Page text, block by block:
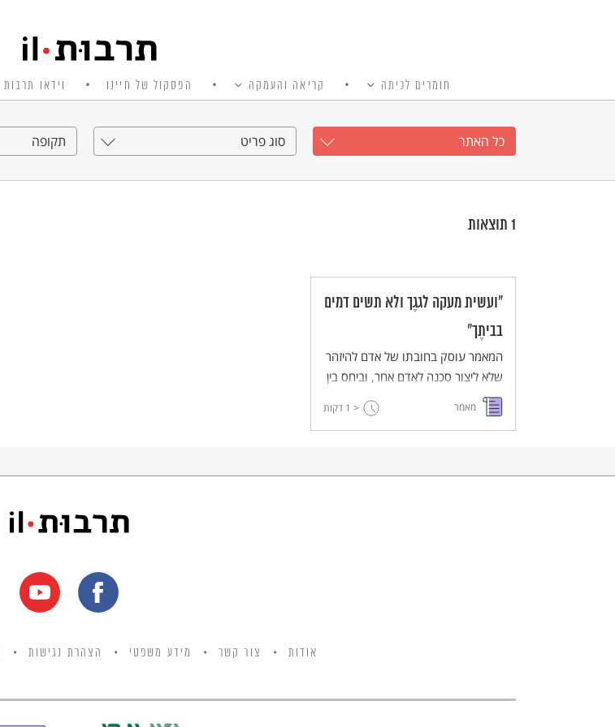
חומרים לכיתה קריאה והעמקה הפסקול של חיינו וידאו תרבות
כל האתר סוג פריט תקופה
1 תוצאות
"ועשית מעקה לגגֶך ולא תשים דמים
בביתֶך"
המאמר עוסק בחובתו של אדם להיזהר
שלא ליצור סכנה לאדם אחר, וביחס בין
חובת הזהירות לבין חובת ההצלה,
במשפט העברי ובמשפט הישראלי.
מאמר < 1 דקות
אודות צור קשר מידע משפטי הצהרת נגישות